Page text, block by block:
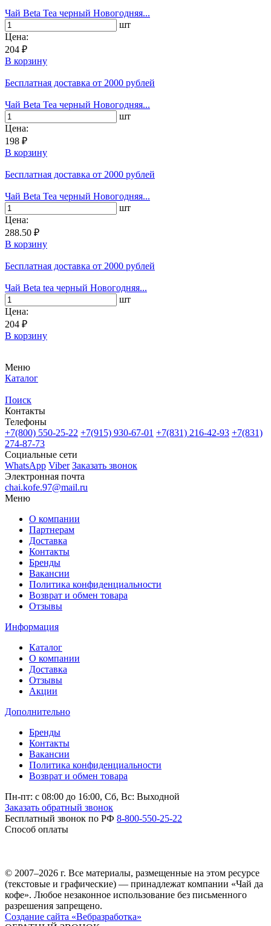
Чай Beta Tea черный Новогодняя...
шт
Цена:
204 ₽
В корзину
Бесплатная доставка от 2000 рублей
Чай Beta Tea черный Новогодняя...
шт
Цена:
198 ₽
В корзину
Бесплатная доставка от 2000 рублей
Чай Beta Tea черный Новогодняя...
шт
Цена:
288.50 ₽
В корзину
Бесплатная доставка от 2000 рублей
Чай Beta tea черный Новогодняя...
шт
Цена:
204 ₽
В корзину
Меню
Каталог
Поиск
Контакты
Телефоны
+7(800) 550-25-22 +7(915) 930-67-01 +7(831) 216-42-93 +7(831)
274-87-73
Социальные сети
WhatsApp Viber Заказать звонок
Электронная почта
chai.kofe.97@mail.ru
Меню
О компании
Партнерам
Доставка
Контакты
Бренды
Вакансии
Политика конфиденциальности
Возврат и обмен товара
Отзывы
Информация
Каталог
О компании
Доставка
Отзывы
Акции
Дополнительно
Бренды
Контакты
Вакансии
Политика конфиденциальности
Возврат и обмен товара
Пн-пт: c 08:00 до 16:00, Сб, Вс: Выходной
Заказать обратный звонок
Бесплатный звонок по РФ 8-800-550-25-22
Способ оплаты
© 2007–2026 г. Все материалы, размещенные на этом ресурсе
(текстовые и графические) — принадлежат компании «Чай да
кофе». Любое незаконное использование без письменного
разрешения запрещено.
Создание сайта «Вебразработка»